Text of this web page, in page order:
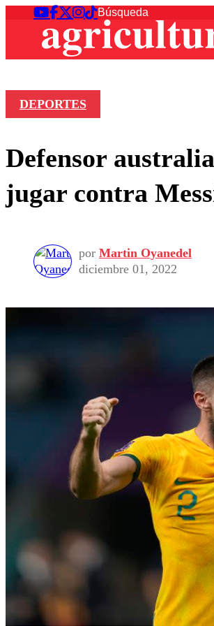
DEPORTES
Defensor
jugar contra
por Martin Oyanedel
diciembre 01, 2022